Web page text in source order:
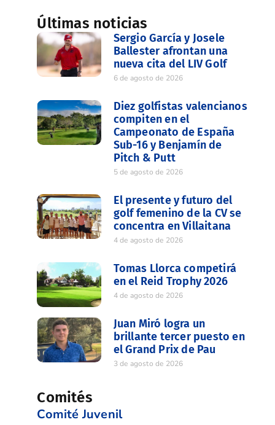
Últimas noticias
Sergio García y Josele
Ballester afrontan una
nueva cita del LIV Golf
6 de agosto de 2026
Diez golfistas valencianos
compiten en el
Campeonato de España
Sub-16 y Benjamín de
Pitch & Putt
5 de agosto de 2026
El presente y futuro del
golf femenino de la CV se
concentra en Villaitana
4 de agosto de 2026
Tomas Llorca competirá
en el Reid Trophy 2026
4 de agosto de 2026
Juan Miró logra un
brillante tercer puesto en
el Grand Prix de Pau
3 de agosto de 2026
Comités
Comité Juvenil